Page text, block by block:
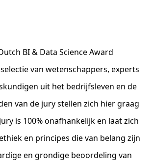
BI & Data Science Award
van wetenschappers, experts
uit het bedrijfsleven en de
van de jury stellen zich hier graag
is 100% onafhankelijk en laat zich
en principes die van belang zijn
en grondige beoordeling van